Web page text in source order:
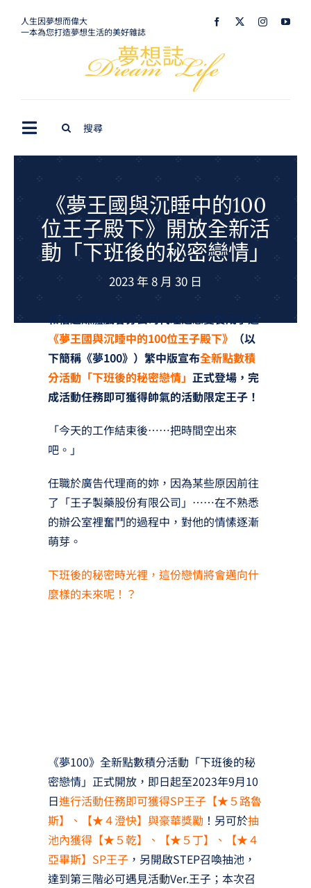
人生因夢想而偉大
一本為您打造夢想生活的美好雜誌
Toggle
Navigation
生活美學
室內設計
夢想TV
《夢王國與沉睡中的100
位王子殿下》開放全新活
動「下班後的秘密戀情」
2023 年 8 月 30 日
和信超媒體戲谷分公司代理之戀愛養成手遊
《夢王國與沉睡中的100位王子殿下》
（以
下簡稱《夢100》）繁中版宣布全新點數積
分活動「下班後的秘密戀情」 正式登場，完
成活動任務即可獲得帥氣的活動限定王子！
「今天的工作結束後……把時間空出來
吧。」
任職於廣告代理商的妳，因為某些原因前往
了「王子製藥股份有限公司」……在不熟悉
的辦公室裡奮鬥的過程中，對他的情愫逐漸
萌芽。
下班後的秘密時光裡，這份戀情將會邁向什
麼樣的未來呢！？
《夢100》全新點數積分活動「下班後的秘
密戀情」正式開放，即日起至2023年9月10
日進行活動任務即可獲得SP王子【★５路魯
斯】、【★４澄快】與豪華獎勵 ！另可於抽
池內獲得【★５乾】、【★５丁】、【★４
亞畢斯】SP王子，另開啟STEP召喚抽池，
達到第三階必可遇見活動Ver.王子；本次召